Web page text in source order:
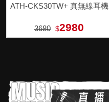
ATH-CKS30TW+ 真無線耳機
3680 $2980